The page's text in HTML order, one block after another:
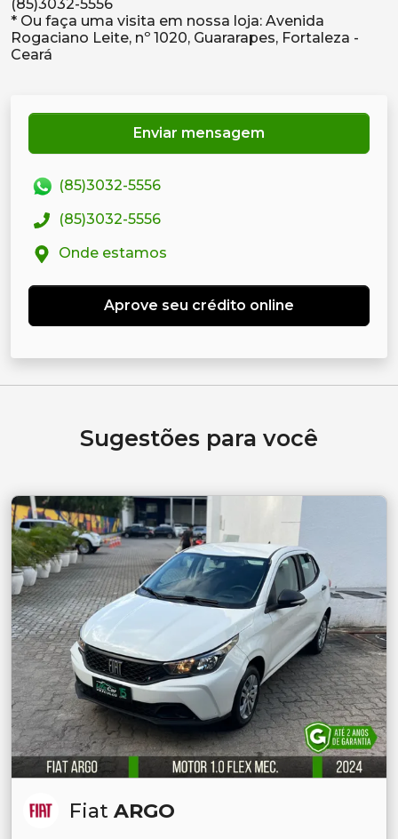
(85)3032-5556
* Ou faça uma visita em nossa loja: Avenida
Rogaciano Leite, nº 1020, Guararapes, Fortaleza -
Enviar mensagem
(85)3032-5556
(85)3032-5556
Onde estamos
Aprove seu crédito online
Sugestões para você
Fiat ARGO